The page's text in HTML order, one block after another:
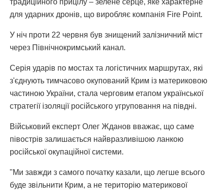
традиційного прицілу – зелене серце, яке характерне
для ударних дронів, що виробляє компанія Fire Point.
У ніч проти 22 червня був знищений залізничний міст
через Північнокримський канал.
Серія ударів по мостах та логістичних маршрутах, які
з'єднують тимчасово окупований Крим із материковою
частиною України, стала черговим етапом української
стратегії ізоляції російського угруповання на півдні.
Військовий експерт Олег Жданов вважає, що саме
півострів залишається найвразливішою ланкою
російської окупаційної системи.
"Ми завжди з самого початку казали, що легше всього
буде звільнити Крим, а не територію материкової